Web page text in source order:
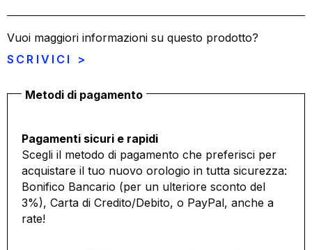
Metodi di pagamento
Pagamenti sicuri e rapidi
Scegli il metodo di pagamento che preferisci per
acquistare il tuo nuovo orologio in tutta sicurezza:
Bonifico Bancario (per un ulteriore sconto del
3%), Carta di Credito/Debito, o PayPal, anche a
rate!
Vuoi maggiori informazioni su questo prodotto?
SCRIVICI >